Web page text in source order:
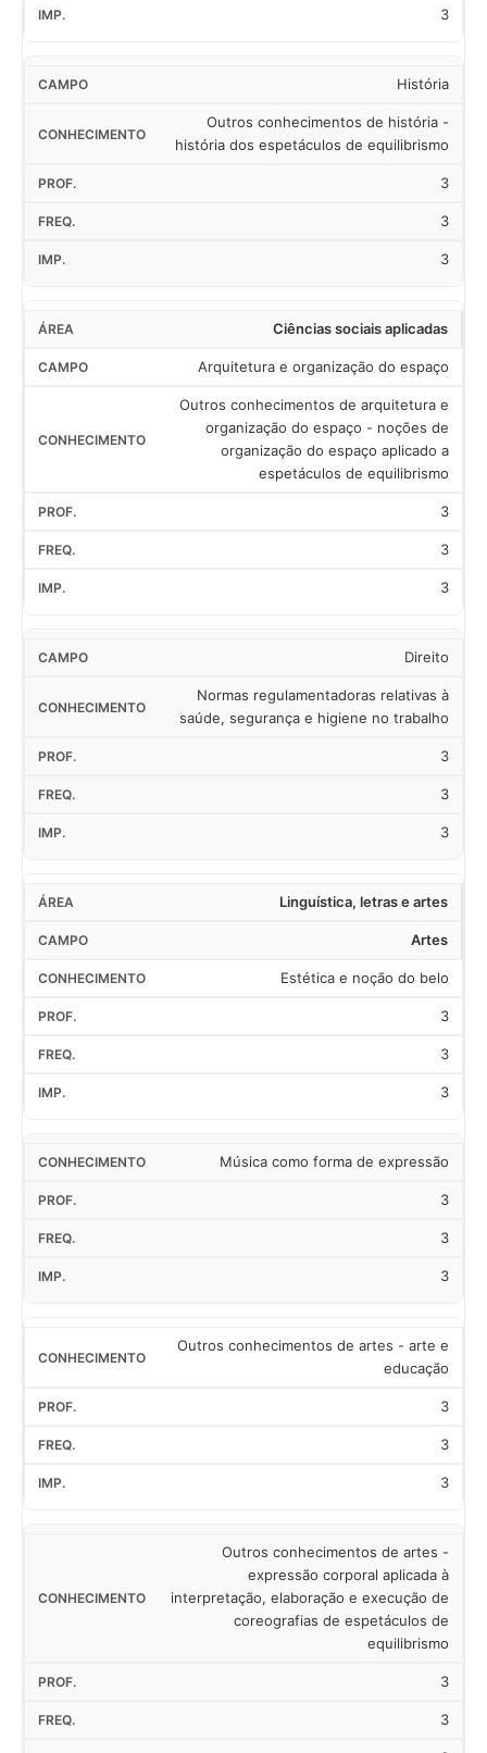
3
História
Outros conhecimentos de história -
história dos espetáculos de equilibrismo
3
3
3
Ciências sociais aplicadas
Arquitetura e organização do espaço
Outros conhecimentos de arquitetura e
organização do espaço - noções de
organização do espaço aplicado a
espetáculos de equilibrismo
3
3
3
Direito
Normas regulamentadoras relativas à
saúde, segurança e higiene no trabalho
3
3
3
Linguística, letras e artes
Artes
Estética e noção do belo
3
3
3
Música como forma de expressão
3
3
3
Outros conhecimentos de artes - arte e
educação
3
3
3
Outros conhecimentos de artes -
expressão corporal aplicada à
interpretação, elaboração e execução de
coreografias de espetáculos de
equilibrismo
3
3